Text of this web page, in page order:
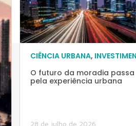
CIÊNCIA URBANA,
O futuro da moradia passa
pela experiência urbana
28 de julho de 2026